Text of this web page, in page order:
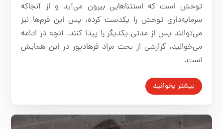
توحش است که استثناهایی بیرون می‌آید و از آنجاکه
سرمایه‌داری توحش را یکدست کرده، پس این فرم‌ها نیز
می‌توانند پس از مدتی یکدیگر را پیدا کنند. آنچه در ادامه
می‌خوانید، گزارشی از بحث مراد فرهادپور در این همایش
است.
بیشتر بخوانید